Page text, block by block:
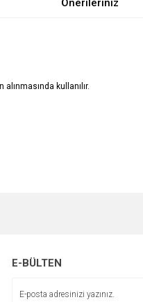
Önerileriniz
kullanılır.
E-BÜLTEN